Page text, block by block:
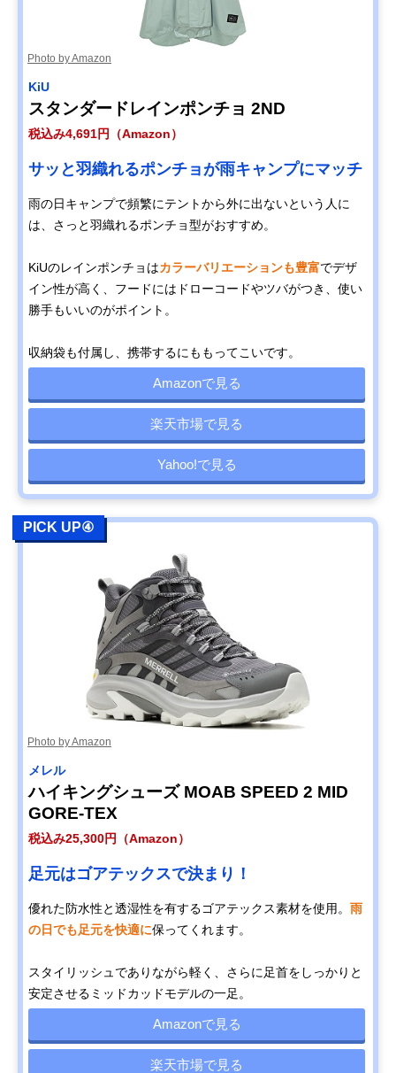
Photo by Amazon
KiU
スタンダードレインポンチョ 2ND
税込み4,691円（Amazon）
サッと羽織れるポンチョが雨キャンプにマッチ
雨の日キャンプで頻繁にテントから外に出ないという人に
は、さっと羽織れるポンチョ型がおすすめ。
KiUのレインポンチョはカラーバリエーションも豊富でデザ
イン性が高く、フードにはドローコードやツバがつき、使い
勝手もいいのがポイント。
収納袋も付属し、携帯するにももってこいです。
Amazonで見る
楽天市場で見る
Yahoo!で見る
PICK UP④
Photo by Amazon
メレル
ハイキングシューズ MOAB SPEED 2 MID
GORE-TEX
税込み25,300円（Amazon）
足元はゴアテックスで決まり！
優れた防水性と透湿性を有するゴアテックス素材を使用。 雨
の日でも足元を快適に保ってくれます。
スタイリッシュでありながら軽く、さらに足首をしっかりと
安定させるミッドカッドモデルの一足。
Amazonで見る
楽天市場で見る